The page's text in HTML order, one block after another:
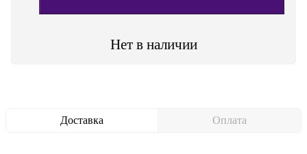
Нет в наличии
Доставка Оплата